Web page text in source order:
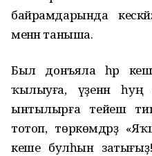
байрамдарында
менән таныша.
Был донъяла һәр
ҡылыуға, үҙенән
ынтылырға тейеш
тотоп, төркөмдәрҙә
кеше булһын